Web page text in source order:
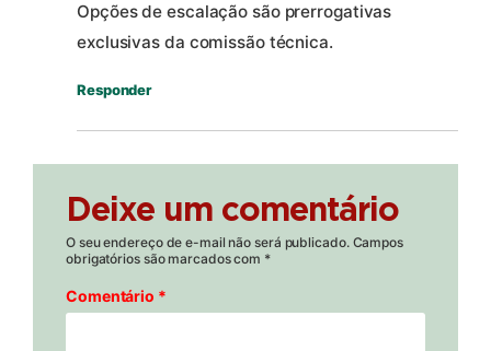
Opções de escalação são prerrogativas
exclusivas da comissão técnica.
Responder
Deixe um comentário
O seu endereço de e-mail não será publicado. Campos
obrigatórios são marcados com *
Comentário *